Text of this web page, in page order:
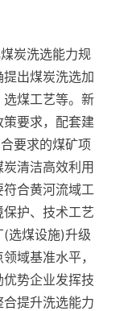
炭洗选能力规
出煤炭洗选加
煤工艺等。新
要求，配套建
要求的煤矿项
清洁高效利用
合黄河流域工
护、技术工艺
选煤设施)升级
域基准水平，
势企业发挥技
提升洗选能力